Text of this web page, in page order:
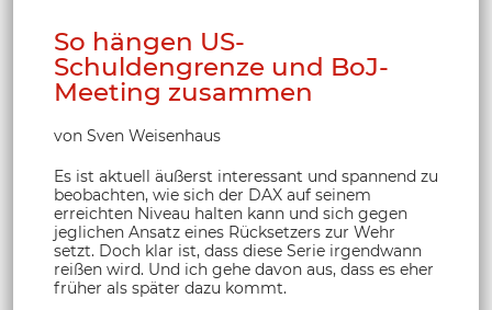
So hängen US-
Schuldengrenze und BoJ-
Meeting zusammen
von Sven Weisenhaus
Es ist aktuell äußerst interessant und spannend zu
beobachten, wie sich der DAX auf seinem
erreichten Niveau halten kann und sich gegen
jeglichen Ansatz eines Rücksetzers zur Wehr
setzt. Doch klar ist, dass diese Serie irgendwann
reißen wird. Und ich gehe davon aus, dass es eher
früher als später dazu kommt.